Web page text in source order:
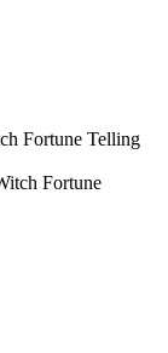
Fortune Telling